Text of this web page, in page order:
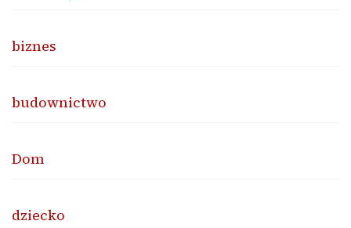
biznes
budownictwo
Dom
dziecko